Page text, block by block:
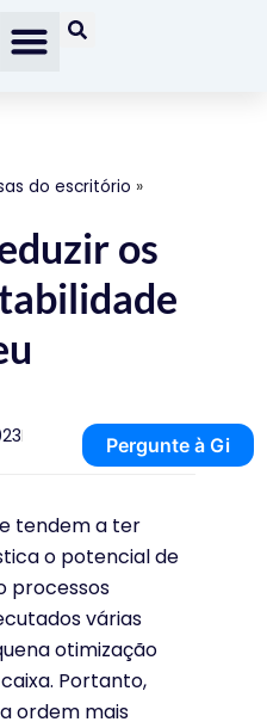
do escritório »
os
Pergunte à Gi
tendem a ter
o potencial de
processos
várias
otimização
Portanto,
ordem mais